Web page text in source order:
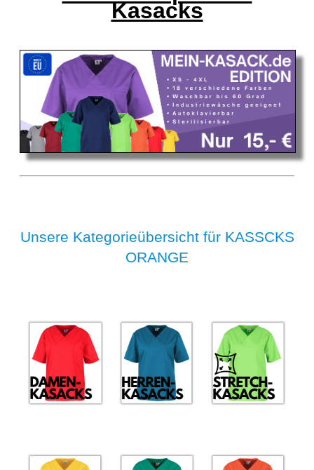
Kasacks
Unsere Kategorieübersicht für KASSCKS
ORANGE